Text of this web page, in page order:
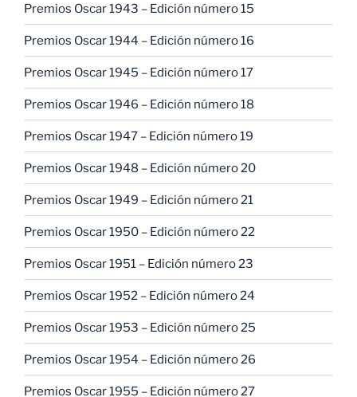
Premios Oscar 1943 – Edición número 15
Premios Oscar 1944 – Edición número 16
Premios Oscar 1945 – Edición número 17
Premios Oscar 1946 – Edición número 18
Premios Oscar 1947 – Edición número 19
Premios Oscar 1948 – Edición número 20
Premios Oscar 1949 – Edición número 21
Premios Oscar 1950 – Edición número 22
Premios Oscar 1951 – Edición número 23
Premios Oscar 1952 – Edición número 24
Premios Oscar 1953 – Edición número 25
Premios Oscar 1954 – Edición número 26
Premios Oscar 1955 – Edición número 27